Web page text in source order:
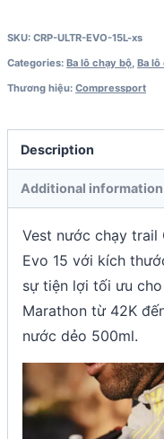
quantity
SKU: CRP-ULTR-EVO-15L-xs
Categories: Ba lô chạy bộ, Ba
Thương hiệu: Compressport
Description
Additional information
Vest nước chạy trail
Evo 15 với kích
sự tiện lợi tối ưu
Marathon từ 42K
nước dẻo 500ml.